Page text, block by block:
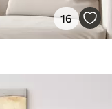
16